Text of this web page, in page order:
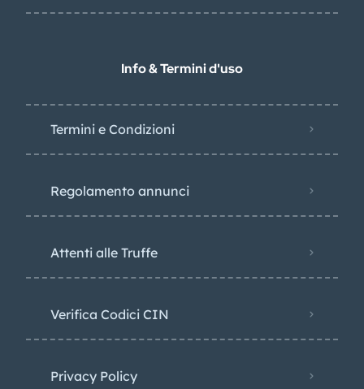
Info & Termini d'uso
Termini e Condizioni
Regolamento annunci
Attenti alle Truffe
Verifica Codici CIN
Privacy Policy​